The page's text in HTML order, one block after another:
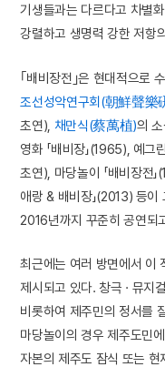
기생들과는 다르다고 차별
강렬하고 생명력 강한 저항
｢배비장전｣은 현대적으로
조선성악연구회(朝鮮聲樂
초연), 채만식(蔡萬植)의 소
영화 「배비장」(1965), 예그
초연), 마당놀이 「배비장전
애랑 & 배비장」(2013) 등
2016년까지 꾸준히 공연되
최근에는 여러 방면에서 이
제시되고 있다. 창극 · 뮤지
비롯하여 제주민의 정서를
마당놀이의 경우 제주도민
자본의 제주도 잠식 또는 현